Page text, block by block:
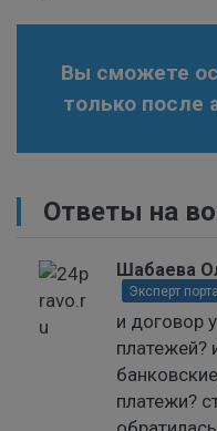
Вы сможете
только после
Ответы на
Шабаева
Эксперт
и договор
платежей?
платежи?